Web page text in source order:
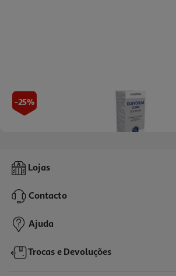
-25%
Spray Elgydium Clinic Boca Seca 70ml
Price reduced from
14,05 €to
10,54 €
Lojas
Contacto
Ajuda
Trocas e Devoluções